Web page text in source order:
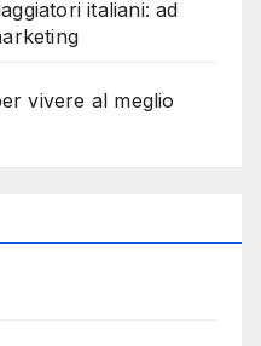
italiani: ad
vivere al meglio